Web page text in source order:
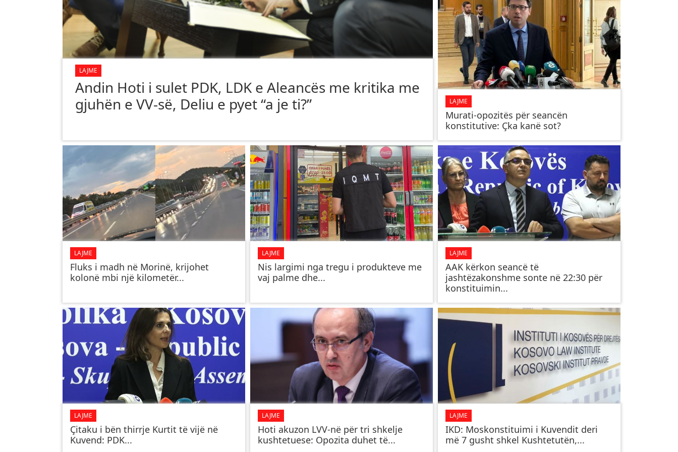
LAJME
Andin Hoti i sulet PDK, LDK e Aleancës me kritika me
gjuhën e VV-së, Deliu e pyet “a je ti?”
LAJME
​Murati-opozitës për seancën
konstitutive: Çka kanë sot?
LAJME
Fluks i madh në Morinë, krijohet
kolonë mbi një kilometër...
LAJME
Nis largimi nga tregu i produkteve me
vaj palme dhe...
LAJME
AAK kërkon seancë të
jashtëzakonshme sonte në 22:30 për
konstituimin...
LAJME
Çitaku i bën thirrje Kurtit të vijë në
Kuvend: PDK...
LAJME
Hoti akuzon LVV-në për tri shkelje
kushtetuese: Opozita duhet të...
LAJME
IKD: Moskonstituimi i Kuvendit deri
më 7 gusht shkel Kushtetutën,...